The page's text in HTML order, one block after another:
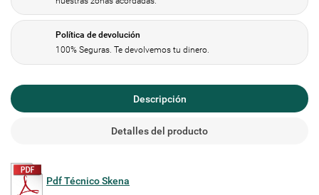
Política de devolución
100% Seguras. Te devolvemos tu dinero.
Descripción
Detalles del producto
Pdf Técnico Skena